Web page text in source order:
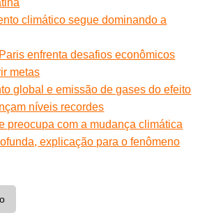
climático segue dominando a
enfrenta desafios econômicos
metas
global e emissão de gases do efeito
níveis recordes
preocupa com a mudança climática
explicação para o fenômeno